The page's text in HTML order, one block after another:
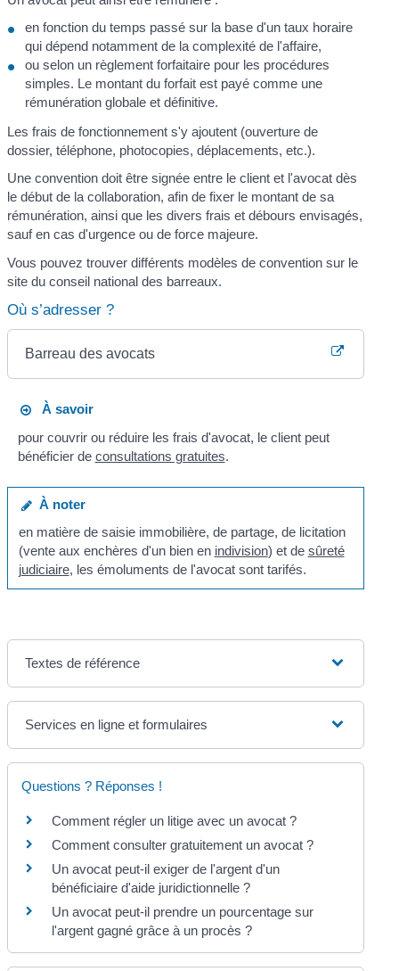
en fonction du temps passé sur la base d'un taux horaire
qui dépend notamment de la complexité de l'affaire,
ou selon un règlement forfaitaire pour les procédures
simples. Le montant du forfait est payé comme une
rémunération globale et définitive.
Les frais de fonctionnement s'y ajoutent (ouverture de
dossier, téléphone, photocopies, déplacements, etc.).
Une convention doit être signée entre le client et l'avocat dès
le début de la collaboration, afin de fixer le montant de sa
rémunération, ainsi que les divers frais et débours envisagés,
sauf en cas d'urgence ou de force majeure.
Vous pouvez trouver différents modèles de convention sur le
site du conseil national des barreaux.
Où s’adresser ?
Barreau des avocats
À savoir
pour couvrir ou réduire les frais d'avocat, le client peut
bénéficier de consultations gratuites.
À noter
en matière de saisie immobilière, de partage, de licitation
(vente aux enchères d'un bien en indivision) et de sûreté
judiciaire, les émoluments de l'avocat sont tarifés.
Textes de référence
Services en ligne et formulaires
Questions ? Réponses !
Comment régler un litige avec un avocat ?
Comment consulter gratuitement un avocat ?
Un avocat peut-il exiger de l'argent d'un
bénéficiaire d'aide juridictionnelle ?
Un avocat peut-il prendre un pourcentage sur
l'argent gagné grâce à un procès ?